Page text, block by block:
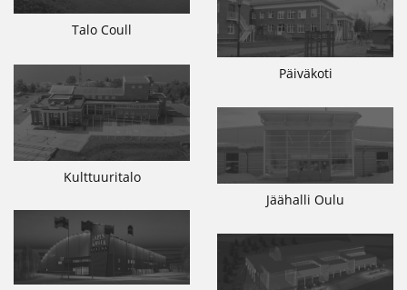
Talo Coull
Päiväkoti
Kulttuuritalo
Jäähalli Oulu